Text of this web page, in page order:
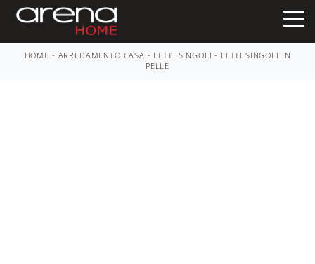
HOME - ARREDAMENTO CASA - LETTI SINGOLI - LETTI SINGOLI IN
PELLE